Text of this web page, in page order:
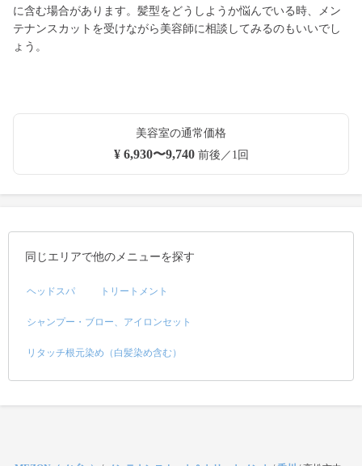
に含む場合があります。髪型をどうしようか悩んでいる時、メン
テナンスカットを受けながら美容師に相談してみるのもいいでし
ょう。
美容室の通常価格
¥ 6,930〜9,740前後／1回
同じエリアで他のメニューを探す
ヘッドスパ トリートメント
シャンプー・ブロー、アイロンセット
リタッチ根元染め（白髪染め含む）